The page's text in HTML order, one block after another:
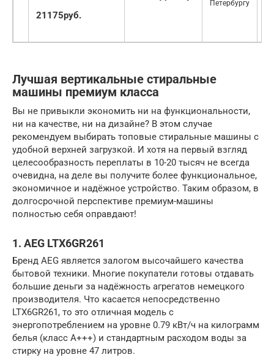
21175руб.
Петербургу
Лучшая вертикальные стиральные
машины премиум класса
Вы не привыкли экономить ни на функциональности,
ни на качестве, ни на дизайне? В этом случае
рекомендуем выбирать топовые стиральные машины с
удобной верхней загрузкой. И хотя на первый взгляд
целесообразность переплаты в 10-20 тысяч не всегда
очевидна, на деле вы получите более функциональное,
экономичное и надёжное устройство. Таким образом, в
долгосрочной перспективе премиум-машины
полностью себя оправдают!
1. AEG LTX6GR261
Бренд AEG является залогом высочайшего качества
бытовой техники. Многие покупатели готовы отдавать
большие деньги за надёжность агрегатов немецкого
производителя. Что касается непосредственно
LTX6GR261, то это отличная модель с
энергопотреблением на уровне 0.79 кВт/ч на килограмм
белья (класс A+++) и стандартным расходом воды за
стирку на уровне 47 литров.